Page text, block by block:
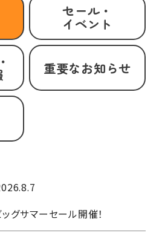
セール・
イベント
重要なお知らせ
サマーセール開催！